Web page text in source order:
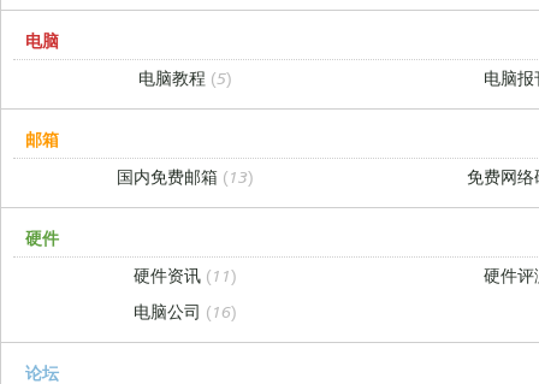
电脑
电脑教程 (5) 电脑
邮箱
国内免费邮箱 (13) 免费网
硬件
硬件资讯 (11)
硬件
电脑公司 (16)
论坛